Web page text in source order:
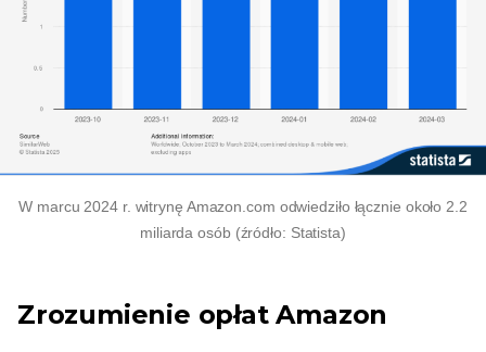
W marcu 2024 r. witrynę Amazon.com odwiedziło łącznie około 2.2
miliarda osób (źródło: Statista)
Zrozumienie opłat Amazon